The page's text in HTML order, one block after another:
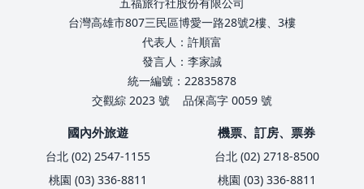
台灣高雄市807三民區博愛一路28號2樓、3樓
代表人：許順富
發言人：李家誠
統一編號：22835878
交觀綜 2023 號
品保高字 0059 號
國內外旅遊
台北 (02) 2547-1155
桃園 (03) 336-8811
機票、訂房、票券
台北 (02) 2718-8500
桃園 (03) 336-8811